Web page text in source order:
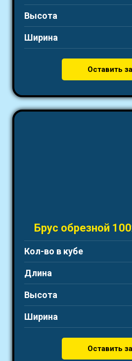
Высота
Ширина
Оставить
Брус обрезной
Кол-во в кубе
Длина
Высота
Ширина
Оставить